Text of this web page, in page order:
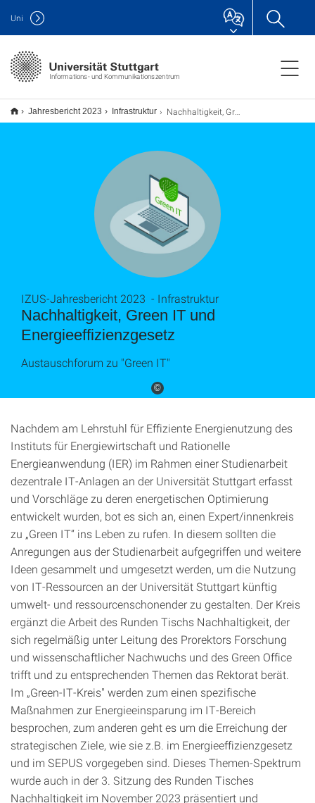
Informations- und Kommunikationszentrum
Uni
Jahresbericht 2023 Infrastruktur Nachhaltigkeit, Green IT und Energieeffizienzgesetz
©
Nachhaltigkeit, Green IT und
Energieeffizienzgesetz
IZUS-Jahresbericht 2023 - Infrastruktur
Austauschforum zu "Green IT"
Nachdem am Lehrstuhl für Effiziente Energienutzung des
Instituts für Energiewirtschaft und Rationelle
Energieanwendung (IER) im Rahmen einer Studienarbeit
dezentrale IT-Anlagen an der Universität Stuttgart erfasst
und Vorschläge zu deren energetischen Optimierung
entwickelt wurden, bot es sich an, einen Expert/innenkreis
zu „Green IT“ ins Leben zu rufen. In diesem sollten die
Anregungen aus der Studienarbeit aufgegriffen und weitere
Ideen gesammelt und umgesetzt werden, um die Nutzung
von IT-Ressourcen an der Universität Stuttgart künftig
umwelt- und ressourcenschonender zu gestalten. Der Kreis
ergänzt die Arbeit des Runden Tischs Nachhaltigkeit, der
sich regelmäßig unter Leitung des Prorektors Forschung
und wissenschaftlicher Nachwuchs und des Green Office
trifft und zu entsprechenden Themen das Rektorat berät.
Im „Green-IT-Kreis" werden zum einen spezifische
Maßnahmen zur Energieeinsparung im IT-Bereich
besprochen, zum anderen geht es um die Erreichung der
strategischen Ziele, wie sie z.B. im Energieeffizienzgesetz
und im SEPUS vorgegeben sind. Dieses Themen-Spektrum
wurde auch in der 3. Sitzung des Runden Tisches
Nachhaltigkeit im November 2023 präsentiert und